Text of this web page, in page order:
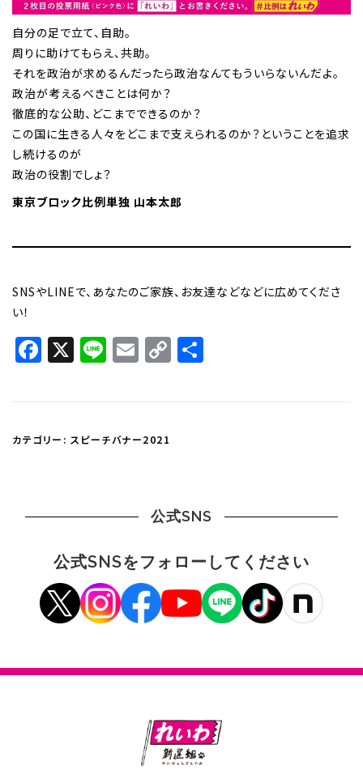
自分の足で立て、自助。
周りに助けてもらえ、共助。
それを政治が求めるんだったら政治なんてもういらないんだよ。
政治が考えるべきことは何か？
徹底的な公助、どこまでできるのか？
この国に生きる人々をどこまで支えられるのか？ということを追求
し続けるのが
政治の役割でしょ？
東京ブロック比例単独 山本太郎
SNSやLINEで、あなたのご家族、お友達などなどに広めてくださ
い！
Facebook
X LineEmail
Copy
Link
カテゴリー: スピーチバナー2021
公式SNS
公式SNSをフォローしてください